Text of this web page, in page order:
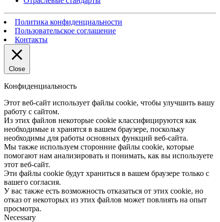
Политика конфиденциальности
Пользовательское соглашение
Контакты
Close
Конфиденциальность
Этот веб-сайт использует файлы cookie, чтобы улучшить вашу
работу с сайтом.
Из этих файлов некоторые cookie классифицируются как
необходимые и хранятся в вашем браузере, поскольку
необходимы для работы основных функций веб-сайта.
Мы также используем сторонние файлы cookie, которые
помогают нам анализировать и понимать, как вы используете
этот веб-сайт.
Эти файлы cookie будут храниться в вашем браузере только с
вашего согласия.
У вас также есть возможность отказаться от этих cookie, но
отказ от некоторых из этих файлов может повлиять на опыт
просмотра.
Necessary